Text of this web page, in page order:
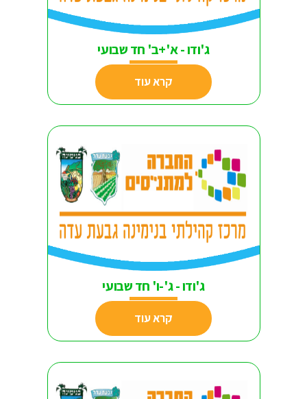
ג'ודו - א'+ב' חד שבועי
קרא עוד
ג'ודו - ג'-ו' חד שבועי
קרא עוד